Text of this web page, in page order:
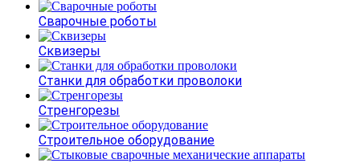
Сварочные роботы
Сквизеры
Станки для обработки проволоки
Стренгорезы
Строительное оборудование